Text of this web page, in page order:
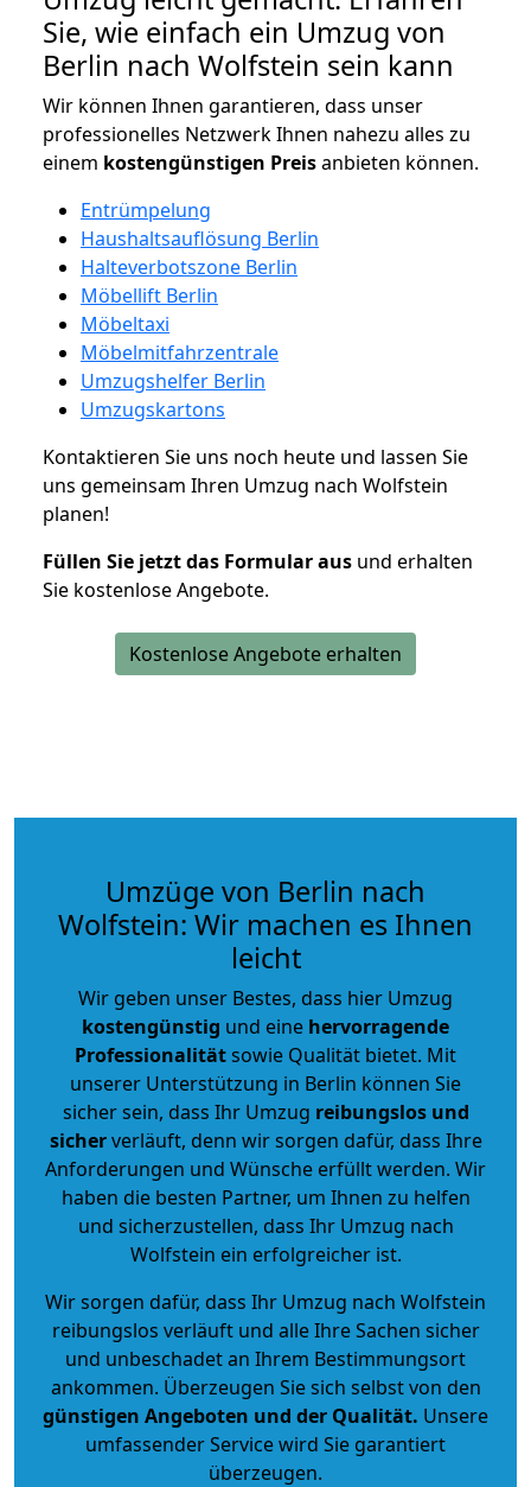
Sie, wie einfach ein Umzug von
Berlin nach Wolfstein sein kann
Wir können Ihnen garantieren, dass unser
professionelles Netzwerk Ihnen nahezu alles zu
einem kostengünstigen Preisanbieten können.
Entrümpelung
Haushaltsauflösung Berlin
Halteverbotszone Berlin
Möbellift Berlin
Möbeltaxi
Möbelmitfahrzentrale
Umzugshelfer Berlin
Umzugskartons
Kontaktieren Sie uns noch heute und lassen Sie
uns gemeinsam Ihren Umzug nach Wolfstein
planen!
Füllen Sie jetzt das Formular aus und erhalten
Sie kostenlose Angebote.
Kostenlose Angebote erhalten
Umzüge von Berlin nach
Wolfstein: Wir machen es Ihnen
leicht
Wir geben unser Bestes, dass hier Umzug
kostengünstig und eine hervorragende
Professionalitätsowie Qualität bietet. Mit
unserer Unterstützung in Berlin können Sie
sicher sein, dass Ihr Umzug reibungslos und
sicherverläuft, denn wir sorgen dafür, dass Ihre
Anforderungen und Wünsche erfüllt werden. Wir
haben die besten Partner, um Ihnen zu helfen
und sicherzustellen, dass Ihr Umzug nach
Wolfstein ein erfolgreicher ist.
Wir sorgen dafür, dass Ihr Umzug nach Wolfstein
reibungslos verläuft und alle Ihre Sachen sicher
und unbeschadet an Ihrem Bestimmungsort
ankommen. Überzeugen Sie sich selbst von den
günstigen Angeboten und der Qualität. Unsere
umfassender Service wird Sie garantiert
überzeugen.